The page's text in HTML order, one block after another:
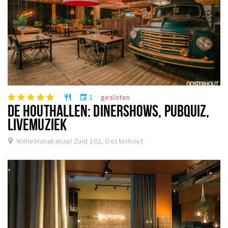
restaurant event 1 gesloten
DE HOUTHALLEN: DINERSHOWS, PUBQUIZ,
LIVEMUZIEK
Wilhelminakanaal Zuid 102, Oosterhout